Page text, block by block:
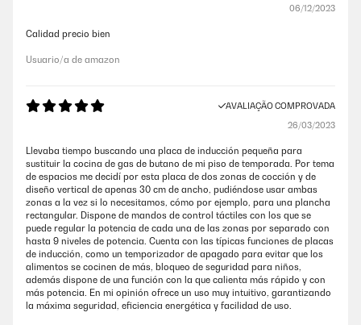
06/12/2023
Calidad precio bien
Usuario/a de amazon
AVALIAÇÃO COMPROVADA
26/03/2023
Llevaba tiempo buscando una placa de inducción pequeña para
sustituir la cocina de gas de butano de mi piso de temporada. Por tema
de espacios me decidí por esta placa de dos zonas de cocción y de
diseño vertical de apenas 30 cm de ancho, pudiéndose usar ambas
zonas a la vez si lo necesitamos, cómo por ejemplo, para una plancha
rectangular. Dispone de mandos de control táctiles con los que se
puede regular la potencia de cada una de las zonas por separado con
hasta 9 niveles de potencia. Cuenta con las típicas funciones de placas
de inducción, como un temporizador de apagado para evitar que los
alimentos se cocinen de más, bloqueo de seguridad para niños,
además dispone de una función con la que calienta más rápido y con
más potencia. En mi opinión ofrece un uso muy intuitivo, garantizando
la máxima seguridad, eficiencia energética y facilidad de uso.